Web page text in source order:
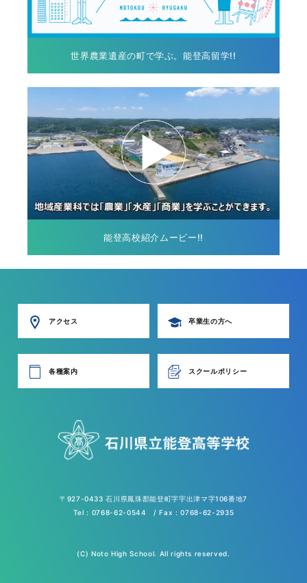
世界農業遺産の町で学ぶ。能登高留学!!
能登高校紹介ムービー!!
アクセス 卒業生の方へ
各種案内 スクールポリシー
〒927-0433 石川県鳳珠郡能登町字宇出津マ字106番地7
Tel : 0768-62-0544 / Fax : 0768-62-2935
(C) Noto High School. All rights reserved.